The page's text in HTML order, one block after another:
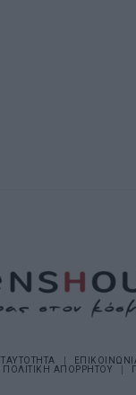
ΤΑΥΤΟΤΗΤΑ
ΠΟΛΙΤΙΚΗ ΑΠΟΡΡΗΤΟΥ